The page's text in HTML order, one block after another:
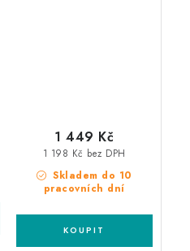
Skladem do 10
pracovních dní
1 198 Kč bez DPH
1 449 Kč